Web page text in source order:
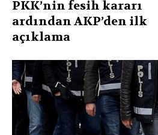
PKK’nin fesih kararı
ardından AKP’den ilk
açıklama